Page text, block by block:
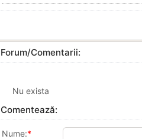
Forum/Comentarii:
Nu exista
Comentează:
Nume:*